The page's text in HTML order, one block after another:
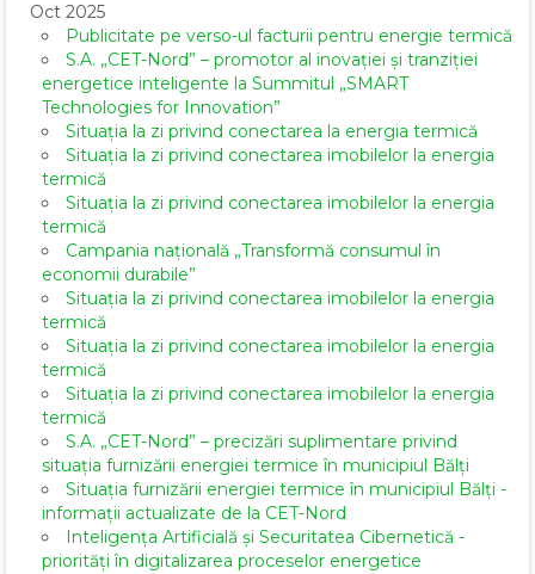
Oct 2025
Publicitate pe verso-ul facturii pentru energie termică
S.A. „CET-Nord” – promotor al inovației și tranziției
energetice inteligente la Summitul „SMART
Technologies for Innovation”
Situația la zi privind conectarea la energia termică
Situația la zi privind conectarea imobilelor la energia
termică
Situația la zi privind conectarea imobilelor la energia
termică
Campania națională „Transformă consumul în
economii durabile”
Situația la zi privind conectarea imobilelor la energia
termică
Situația la zi privind conectarea imobilelor la energia
termică
Situația la zi privind conectarea imobilelor la energia
termică
S.A. „CET-Nord” – precizări suplimentare privind
situația furnizării energiei termice în municipiul Bălți
Situația furnizării energiei termice în municipiul Bălți -
informații actualizate de la CET-Nord
Inteligența Artificială și Securitatea Cibernetică -
priorități în digitalizarea proceselor energetice